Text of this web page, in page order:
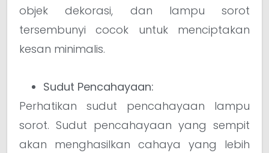
objek dekorasi, dan lampu sorot
tersembunyi cocok untuk menciptakan
kesan minimalis.
Sudut Pencahayaan:
Perhatikan sudut pencahayaan lampu
sorot. Sudut pencahayaan yang sempit
akan menghasilkan cahaya yang lebih